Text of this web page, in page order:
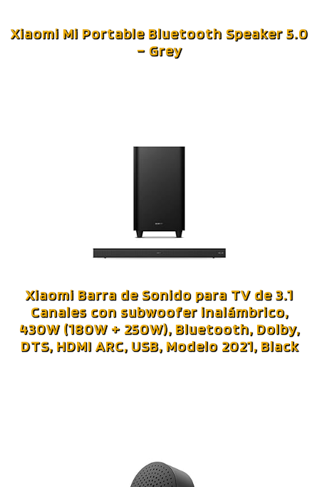
Xiaomi Mi Portable Bluetooth Speaker 5.0
– Grey
Xiaomi Barra de Sonido para TV de 3.1
Canales con subwoofer inalámbrico,
430W (180W + 250W), Bluetooth, Dolby,
DTS, HDMI ARC, USB, Modelo 2021, Black